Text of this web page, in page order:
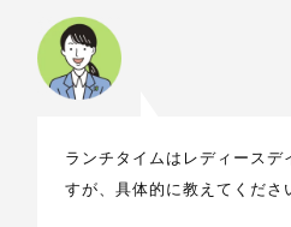
ランチタイムはレディースデ
すが、具体的に教えてくださ